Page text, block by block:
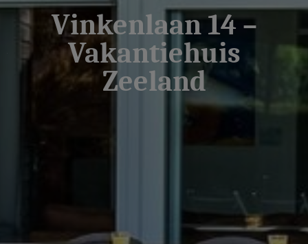
Vinkenlaan 14 –
Vakantiehuis
Zeeland